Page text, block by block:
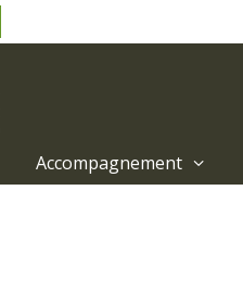
Accompagnement